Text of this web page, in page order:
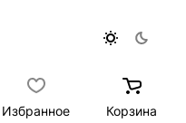
Избранное Корзина